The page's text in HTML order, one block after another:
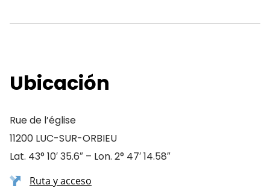
Ubicación
Rue de l’église
11200 LUC-SUR-ORBIEU
Lat. 43° 10′ 35.6″ – Lon. 2° 47′ 14.58″
Ruta y acceso